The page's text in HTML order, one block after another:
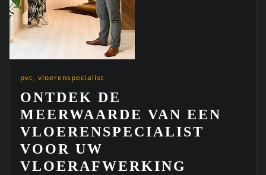
pvc, vloerenspecialist
ONTDEK DE
MEERWAARDE VAN EEN
VLOERENSPECIALIST
VOOR UW
VLOERAFWERKING